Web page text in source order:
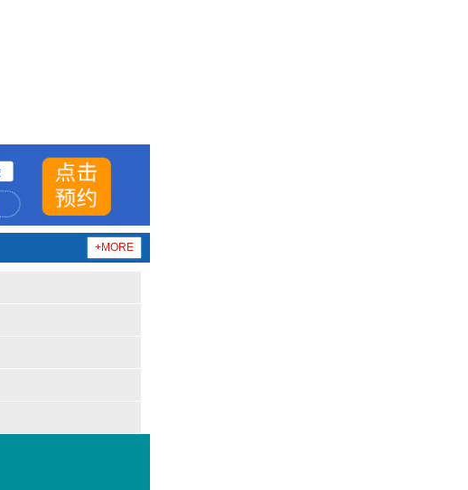
+MORE